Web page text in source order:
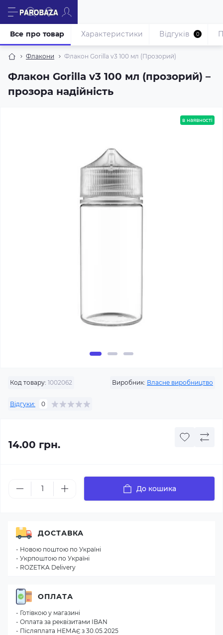
Флакони Флакон Gorilla v3 100 мл (Прозорий)
Флакон Gorilla v3 100 мл (прозорий) –
прозора надійність
Все про товар Характеристики Відгуків 0
в наявності
Код товару: 1002062 Виробник: Власне виробництво
Відгуки: 0
14.00 грн.
До кошика
ДОСТАВКА
- Новою поштою по Україні
- Укрпоштою по Україні
- ROZETKA Delivery
ОПЛАТА
- Готівкою у магазині
- Оплата за реквізитами IBAN
- Післяплата НЕМАЄ з 30.05.2025